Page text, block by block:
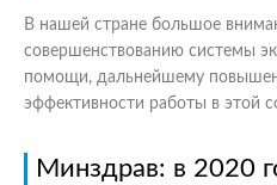
В нашей стране большое
совершенствованию системы
помощи, дальнейшему
эффективности работы в этой
Минздрав: в 2020